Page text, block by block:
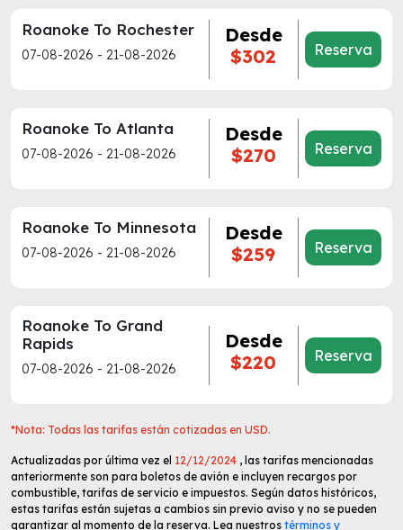
Roanoke To Rochester
07-08-2026 - 21-08-2026
Desde
$302
Reserva
Roanoke To Atlanta
07-08-2026 - 21-08-2026
Desde
$270
Reserva
Roanoke To Minnesota
07-08-2026 - 21-08-2026
Desde
$259
Reserva
Roanoke To Grand
Rapids
07-08-2026 - 21-08-2026
Desde
$220
Reserva
*Nota: Todas las tarifas están cotizadas en USD.
Actualizadas por última vez el 12/12/2024 , las tarifas mencionadas
anteriormente son para boletos de avión e incluyen recargos por
combustible, tarifas de servicio e impuestos. Según datos históricos,
estas tarifas están sujetas a cambios sin previo aviso y no se pueden
garantizar al momento de la reserva. Lea nuestros términos y